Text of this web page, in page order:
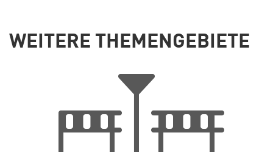
WEITERE THEMENGEBIETE